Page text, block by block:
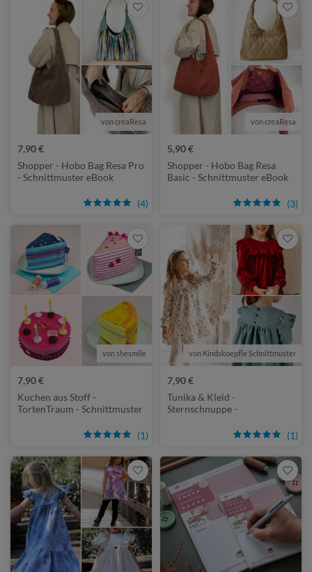
von creaResa
7,90 €
(4)
Shopper - Hobo Bag Resa Pro
- Schnittmuster eBook
von creaResa
5,90 €
(3)
Shopper - Hobo Bag Resa
Basic - Schnittmuster eBook
von shesmile
7,90 €
(1)
Kuchen aus Stoff -
TortenTraum - Schnittmuster
von Kindskoepfle Schnittmuster
7,90 €
(1)
Tunika & Kleid -
Sternschnuppe -